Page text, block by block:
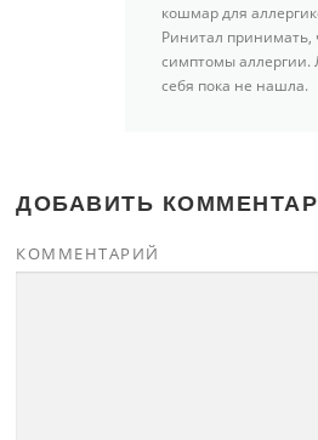
кошмар для
Ринитал принимать,
симптомы аллергии.
себя пока не нашла.
ДОБАВИТЬ
КОММЕНТАРИЙ